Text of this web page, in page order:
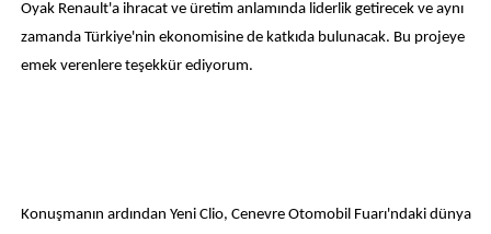
Oyak Renault'a ihracat ve üretim anlamında liderlik getirecek ve aynı
zamanda Türkiye'nin ekonomisine de katkıda bulunacak. Bu projeye
emek verenlere teşekkür ediyorum.
Konuşmanın ardından Yeni Clio, Cenevre Otomobil Fuarı'ndaki dünya